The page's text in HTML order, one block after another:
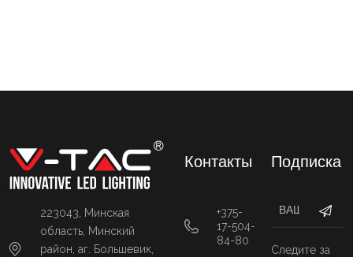
223043, Минская
область, Минский
район, аг. Большевик,
Контакты
+375-
17-504-
84-80
Подписка
Следите за